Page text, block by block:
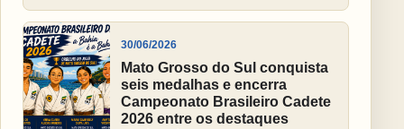
30/06/2026
Mato Grosso do Sul conquista
seis medalhas e encerra
Campeonato Brasileiro Cadete
2026 entre os destaques